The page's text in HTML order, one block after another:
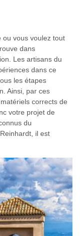
ou vous voulez tout
dans
Les artisans du
dans ce
les étapes
Ainsi, par ces
corrects de
votre projet de
du
il est